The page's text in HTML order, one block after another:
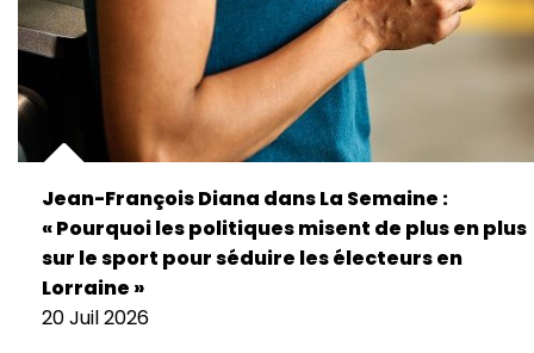
Jean-François Diana dans La Semaine :
« Pourquoi les politiques misent de plus en plus
sur le sport pour séduire les électeurs en
Lorraine »
20 Juil 2026